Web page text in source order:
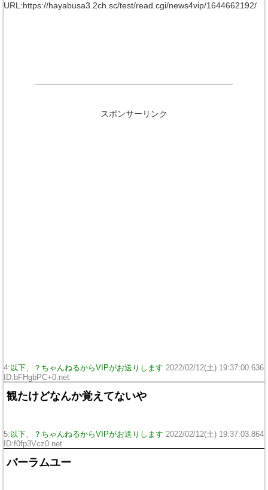
URL:https://hayabusa3.2ch.sc/test/read.cgi/news4vip/1644662192/
スポンサーリンク
4: 以下、？ちゃんねるからVIPがお送りします 2022/02/12(土) 19:37:00.636
ID:bFHgbPC+0.net
観たけどなんか覚えてないや
5: 以下、？ちゃんねるからVIPがお送りします 2022/02/12(土) 19:37:03.864
ID:f0fp3Vcz0.net
バーラムユー